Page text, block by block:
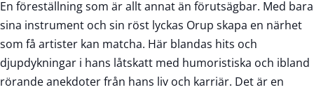
En föreställning som är allt annat än förutsägbar. Med bara
sina instrument och sin röst lyckas Orup skapa en närhet
som få artister kan matcha. Här blandas hits och
djupdykningar i hans låtskatt med humoristiska och ibland
rörande anekdoter från hans liv och karriär. Det är en